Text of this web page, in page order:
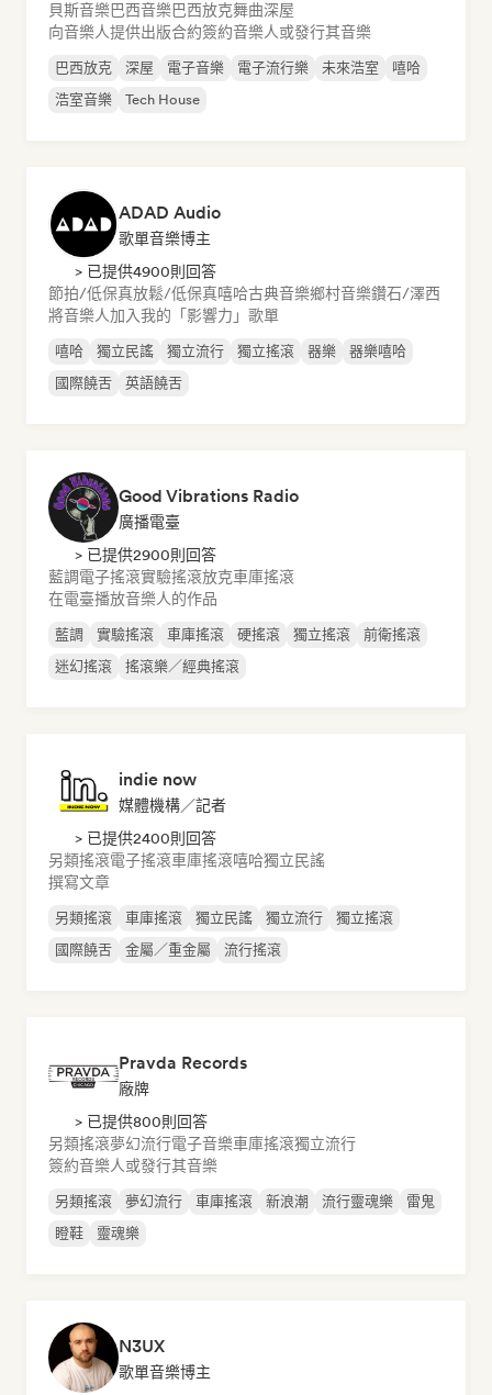
貝斯音樂巴西音樂巴西放克舞曲深屋
向音樂人提供出版合約簽約音樂人或發行其音樂
巴西放克 深屋 電子音樂 電子流行樂 未來浩室
嘻哈
浩室音樂
Tech House
ADAD Audio
歌單音樂博主
> 已提供4900則回答
節拍/低保真放鬆/低保真嘻哈古典音樂鄉村音樂鑽石/澤西
將音樂人加入我的「影響力」歌單
嘻哈 獨立民謠 獨立流行 獨立搖滾 器樂
器樂嘻哈
國際饒舌
英語饒舌
Good Vibrations Radio
廣播電臺
> 已提供2900則回答
藍調電子搖滾實驗搖滾放克車庫搖滾
在電臺播放音樂人的作品
藍調 實驗搖滾 車庫搖滾 硬搖滾 獨立搖滾
前衛搖滾
迷幻搖滾
搖滾樂／經典搖滾
indie now
媒體機構／記者
> 已提供2400則回答
另類搖滾電子搖滾車庫搖滾嘻哈獨立民謠
撰寫文章
另類搖滾 車庫搖滾 獨立民謠 獨立流行
獨立搖滾
國際饒舌
金屬／重金屬 流行搖滾
Pravda Records
廠牌
> 已提供800則回答
另類搖滾夢幻流行電子音樂車庫搖滾獨立流行
簽約音樂人或發行其音樂
另類搖滾 夢幻流行 車庫搖滾 新浪潮 流行靈魂樂
雷鬼
瞪鞋
靈魂樂
N3UX
歌單音樂博主